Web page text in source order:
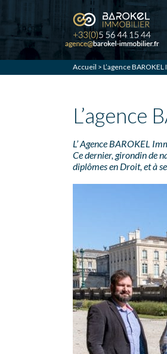
Accueil > L’agence
L’agence
L’ Agence BAROKEL
Ce dernier, girondin de
diplômes en Droit, et à